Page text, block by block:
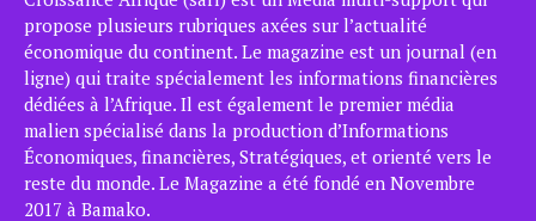
propose plusieurs rubriques axées sur l’actualité
économique du continent. Le magazine est un journal (en
ligne) qui traite spécialement les informations financières
dédiées à l’Afrique. Il est également le premier média
malien spécialisé dans la production d’Informations
Économiques, financières, Stratégiques, et orienté vers le
reste du monde. Le Magazine a été fondé en Novembre
2017 à Bamako.